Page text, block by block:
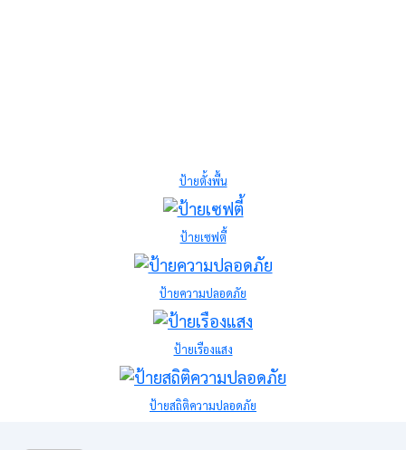
ป้ายตั้งพื้น
ป้ายเซฟตี้
ป้ายความปลอดภัย
ป้ายเรืองแสง
ป้ายสถิติความปลอดภัย